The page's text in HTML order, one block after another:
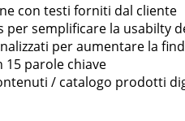
con testi forniti dal cliente
semplificare la usabilty
per aumentare la
15 parole chiave
/ catalogo prodotti